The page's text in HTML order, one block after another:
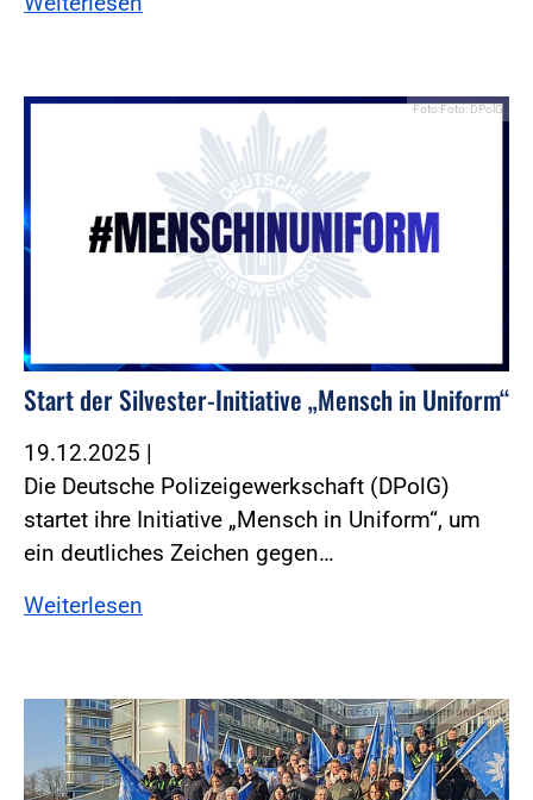
Foto:Foto: DPolG
Start der Silvester-Initiative „Mensch in Uniform“
19.12.2025 |
Die Deutsche Polizeigewerkschaft (DPolG)
startet ihre Initiative „Mensch in Uniform“, um
ein deutliches Zeichen gegen…
Weiterlesen
Foto:Foto: Morgenstern und Zind